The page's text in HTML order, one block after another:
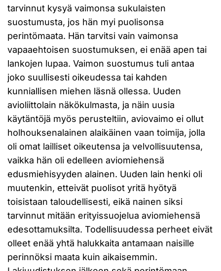
tarvinnut kysyä vaimonsa sukulaisten
suostumusta, jos hän myi puolisonsa
perintömaata. Hän tarvitsi vain vaimonsa
vapaaehtoisen suostumuksen, ei enää apen tai
lankojen lupaa. Vaimon suostumus tuli antaa
joko suullisesti oikeudessa tai kahden
kunniallisen miehen läsnä ollessa. Uuden
avioliittolain näkökulmasta, ja näin uusia
käytäntöjä myös perusteltiin, aviovaimo ei ollut
holhouksenalainen alaikäinen vaan toimija, jolla
oli omat lailliset oikeutensa ja velvollisuutensa,
vaikka hän oli edelleen aviomiehensä
edusmiehisyyden alainen. Uuden lain henki oli
muutenkin, etteivät puolisot yritä hyötyä
toisistaan taloudellisesti, eikä nainen siksi
tarvinnut mitään erityissuojelua aviomiehensä
edesottamuksilta. Todellisuudessa perheet eivät
olleet enää yhtä halukkaita antamaan naisille
perinnöksi maata kuin aikaisemmin.